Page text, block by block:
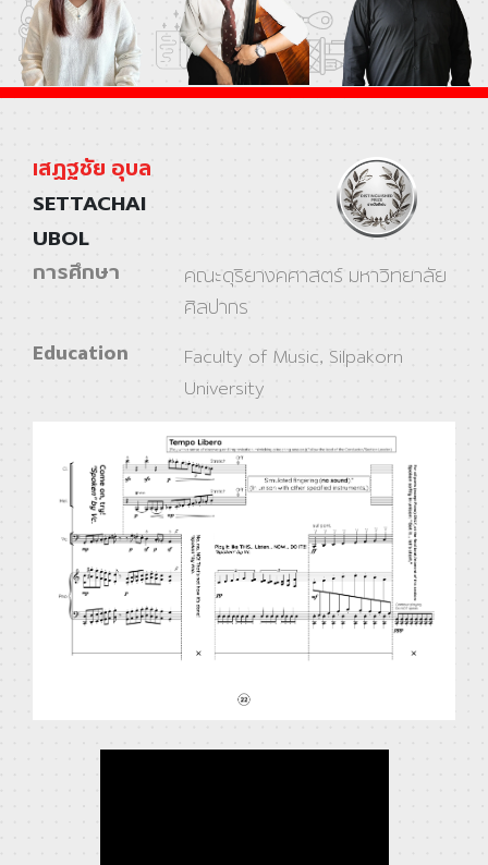
เสฏฐชัย อุบล
SETTACHAI
UBOL
การศึกษา
คณะดุริยางคศาสตร์ มหาวิทยาลัย
ศิลปากร
Education
Faculty of Music, Silpakorn
University